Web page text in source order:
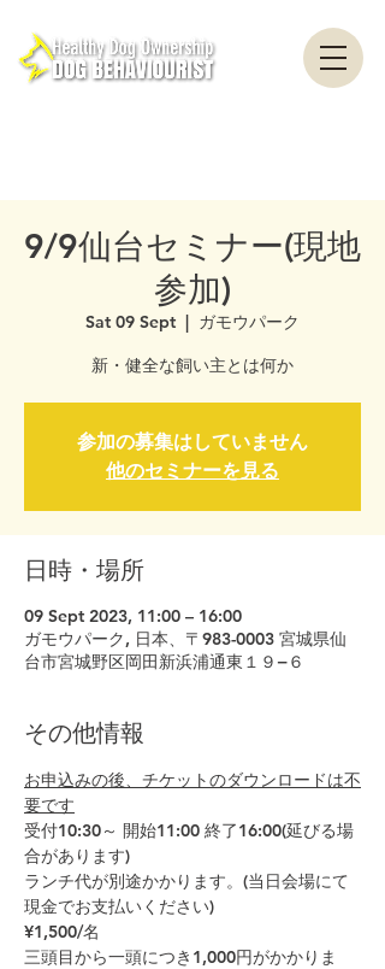
9/9仙台セミナー(現地
参加)
Sat 09 Sept
  |
ガモウパーク
新・健全な飼い主とは何か
参加の募集はしていません
他のセミナーを見る
日時・場所
09 Sept 2023, 11:00 – 16:00
ガモウパーク, 日本、〒983-0003 宮城県仙
台市宮城野区岡田新浜浦通東１９−６
その他情報
お申込みの後、チケットのダウンロードは不
要です
受付10:30～ 開始11:00 終了16:00(延びる場
合があります)
ランチ代が別途かかります。(当日会場にて
現金でお支払いください)
¥1,500/名
三頭目から一頭につき1,000円がかかりま